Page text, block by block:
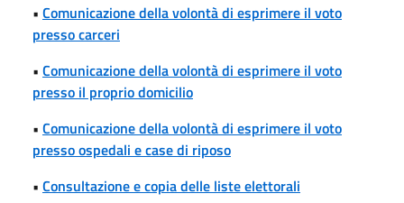
• Comunicazione della volontà di esprimere il voto
presso carceri
• Comunicazione della volontà di esprimere il voto
presso il proprio domicilio
• Comunicazione della volontà di esprimere il voto
presso ospedali e case di riposo
• Consultazione e copia delle liste elettorali